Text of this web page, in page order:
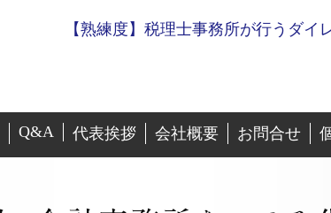
【熟練度】税理士事務所が行うダイ
Q&A 代表挨拶 会社概要 お問合せ